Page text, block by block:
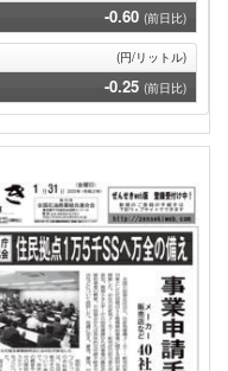
-0.60 (前日比)
(円/リットル)
-0.25 (前日比)